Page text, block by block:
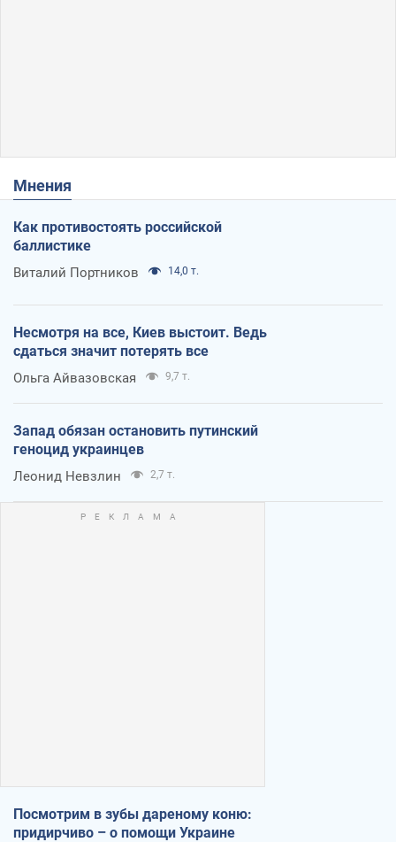
Мнения
Как противостоять российской
баллистике
Виталий Портников 14,0 т.
Несмотря на все, Киев выстоит. Ведь
сдаться значит потерять все
Ольга Айвазовская 9,7 т.
Запад обязан остановить путинский
геноцид украинцев
Леонид Невзлин 2,7 т.
Посмотрим в зубы дареному коню:
придирчиво – о помощи Украине